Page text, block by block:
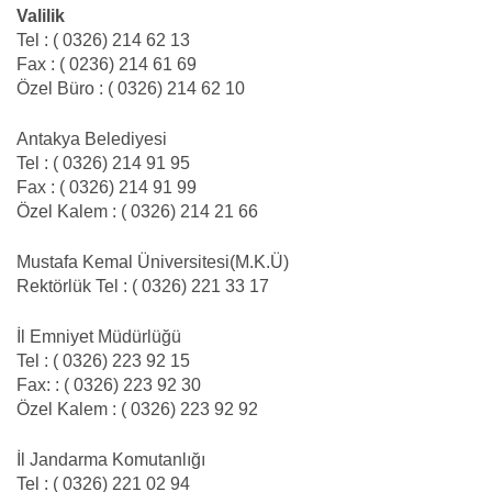
Valilik
Tel : ( 0326) 214 62 13
Fax : ( 0236) 214 61 69
Özel Büro : ( 0326) 214 62 10
Antakya Belediyesi
Tel : ( 0326) 214 91 95
Fax : ( 0326) 214 91 99
Özel Kalem : ( 0326) 214 21 66
Mustafa Kemal Üniversitesi(M.K.Ü)
Rektörlük Tel : ( 0326) 221 33 17
İl Emniyet Müdürlüğü
Tel : ( 0326) 223 92 15
Fax: : ( 0326) 223 92 30
Özel Kalem : ( 0326) 223 92 92
İl Jandarma Komutanlığı
Tel : ( 0326) 221 02 94